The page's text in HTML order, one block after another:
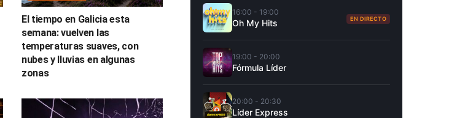
El tiempo en Galicia esta
semana: vuelven las
temperaturas suaves, con
nubes y lluvias en algunas
zonas
16:00 - 19:00
Oh My Hits EN DIRECTO
19:00 - 20:00
Fórmula Líder
20:00 - 20:30
Líder Express